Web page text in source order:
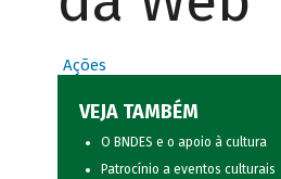
Ações
VEJA TAMBÉM
O BNDES e o apoio à cultura
Patrocínio a eventos culturais